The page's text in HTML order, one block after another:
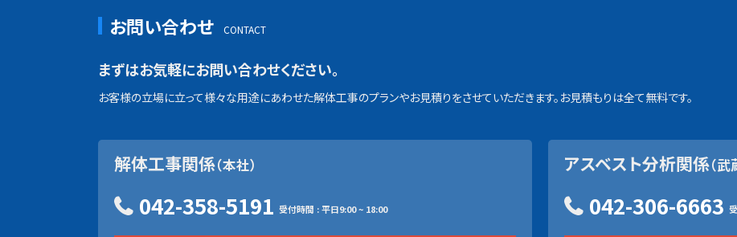
お問い合わせ
まずはお気軽にお問い合わせください。
お客様の立場に立って様々な用途にあわせた解体工事のプランやお見積りをさせていただきます。お見積もりは全て無料です。
解体工事関係（本社）
042-358-5191 受付時間 : 平日9:00 ~ 18:00
アスベスト分析関係（
042-306-6663